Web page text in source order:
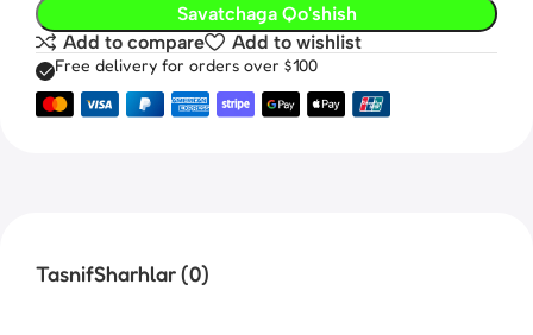
Savatchaga Qo'shish
Add to compare
Add to wishlist
Free delivery for orders over $100
TasnifSharhlar (0)